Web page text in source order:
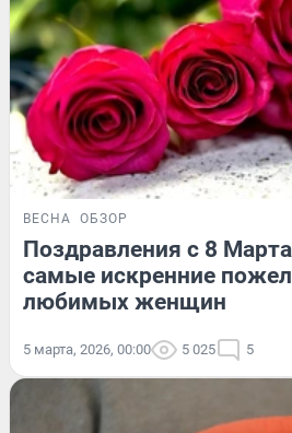
ВЕСНА ОБЗОР
Поздравления с 8
самые искренние
любимых женщин
5 марта, 2026, 00:00 5 025 5